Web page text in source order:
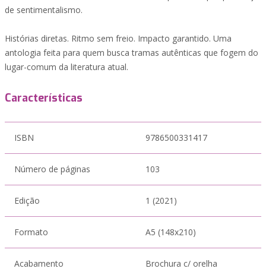
de sentimentalismo.
Histórias diretas. Ritmo sem freio. Impacto garantido. Uma
antologia feita para quem busca tramas autênticas que fogem do
lugar-comum da literatura atual.
Características
ISBN 9786500331417
Número de páginas 103
Edição 1 (2021)
Formato A5 (148x210)
Acabamento Brochura c/ orelha